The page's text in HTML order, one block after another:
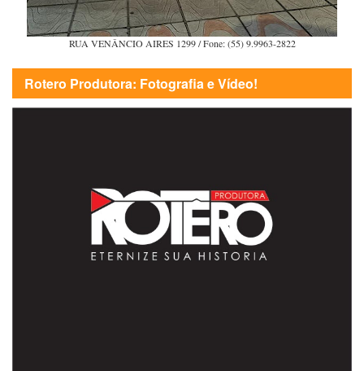
RUA VENÂNCIO AIRES 1299 / Fone: (55) 9.9963-2822
Rotero Produtora: Fotografia e Vídeo!